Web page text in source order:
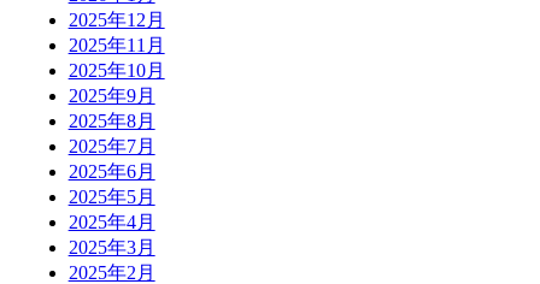
2025年12月
2025年11月
2025年10月
2025年9月
2025年8月
2025年7月
2025年6月
2025年5月
2025年4月
2025年3月
2025年2月